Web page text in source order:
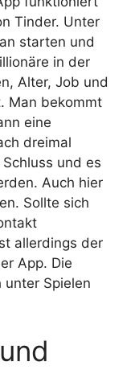
Tinder. Unter
starten und
in der
Alter, Job und
Man bekommt
eine
dreimal
und es
Auch hier
Sollte sich
allerdings der
App. Die
Spielen